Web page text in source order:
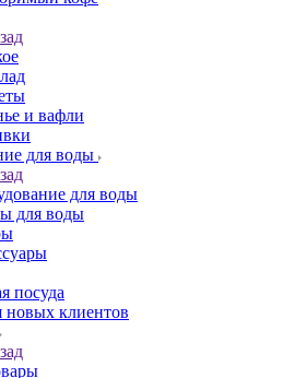
и вафли
для воды
для воды
для воды
посуда
клиентов